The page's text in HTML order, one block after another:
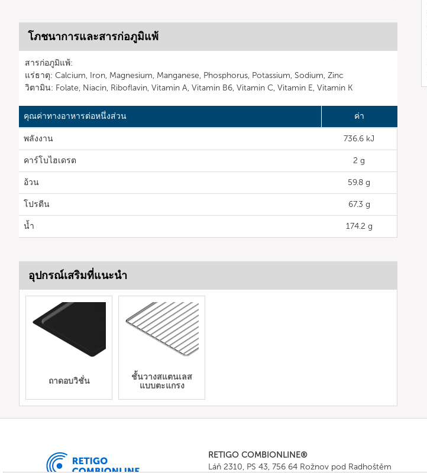
โภชนาการและสารก่อภูมิแพ้
สารก่อภูมิแพ้:
แร่ธาตุ: Calcium, Iron, Magnesium, Manganese, Phosphorus, Potassium, Sodium, Zinc
วิตามิน: Folate, Niacin, Riboflavin, Vitamin A, Vitamin B6, Vitamin C, Vitamin E, Vitamin K
คุณค่าทางอาหารต่อหนึ่งส่วน ค่า
พลังงาน 736.6 kJ
คาร์โบไฮเดรต 2 g
อ้วน 59.8 g
โปรตีน 67.3 g
น้ำ 174.2 g
อุปกรณ์เสริมที่แนะนำ
ถาดอบวิชั่น
ชั้นวางสแตนเลส
แบบตะแกรง
RETIGO COMBIONLINE®
Láň 2310, PS 43, 756 64 Rožnov pod Radhoštěm